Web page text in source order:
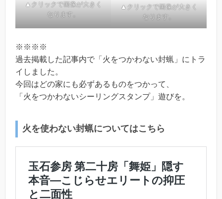
▲クリックで画像が大きく
なります。
▲クリックで画像が大きく
なります。
※※※※
過去掲載した記事内で「火をつかわない封蝋」にトラ
イしました。
今回はどの家にも必ずあるものをつかって、
「火をつかわないシーリングスタンプ」遊びを。
火を使わない封蝋についてはこちら